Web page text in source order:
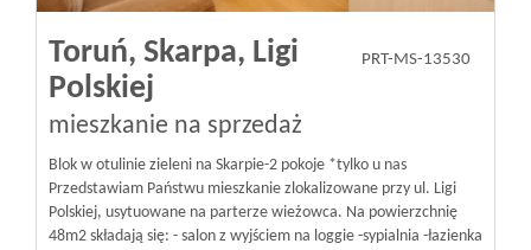
Toruń, Skarpa, Ligi
Polskiej
mieszkanie na sprzedaż
PRT-MS-13530
Blok w otulinie zieleni na Skarpie-2 pokoje *tylko u nas
Przedstawiam Państwu mieszkanie zlokalizowane przy ul. Ligi
Polskiej, usytuowane na parterze wieżowca. Na powierzchnię
48m2 składają się: - salon z wyjściem na loggie -sypialnia -łazienka